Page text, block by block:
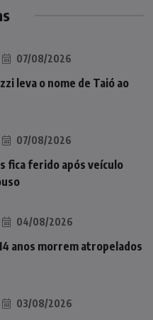
07/08/2026
leva o nome de Taió ao
07/08/2026
fica ferido após veículo
04/08/2026
anos morrem atropelados
03/08/2026